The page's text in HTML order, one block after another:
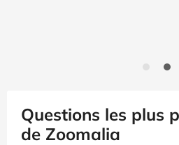
Questions les plus
de Zoomalia